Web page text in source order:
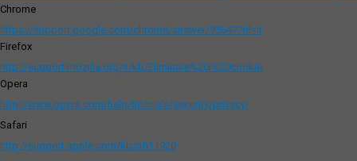
Chrome
https://support.google.com/chrome/answer/95647?hl=it
Firefox
http://support.mozilla.org/it/kb/Eliminare%20i%20cookie
Opera
http://www.opera.com/help/tutorials/security/privacy/
Safari
http://support.apple.com/kb/ph11920